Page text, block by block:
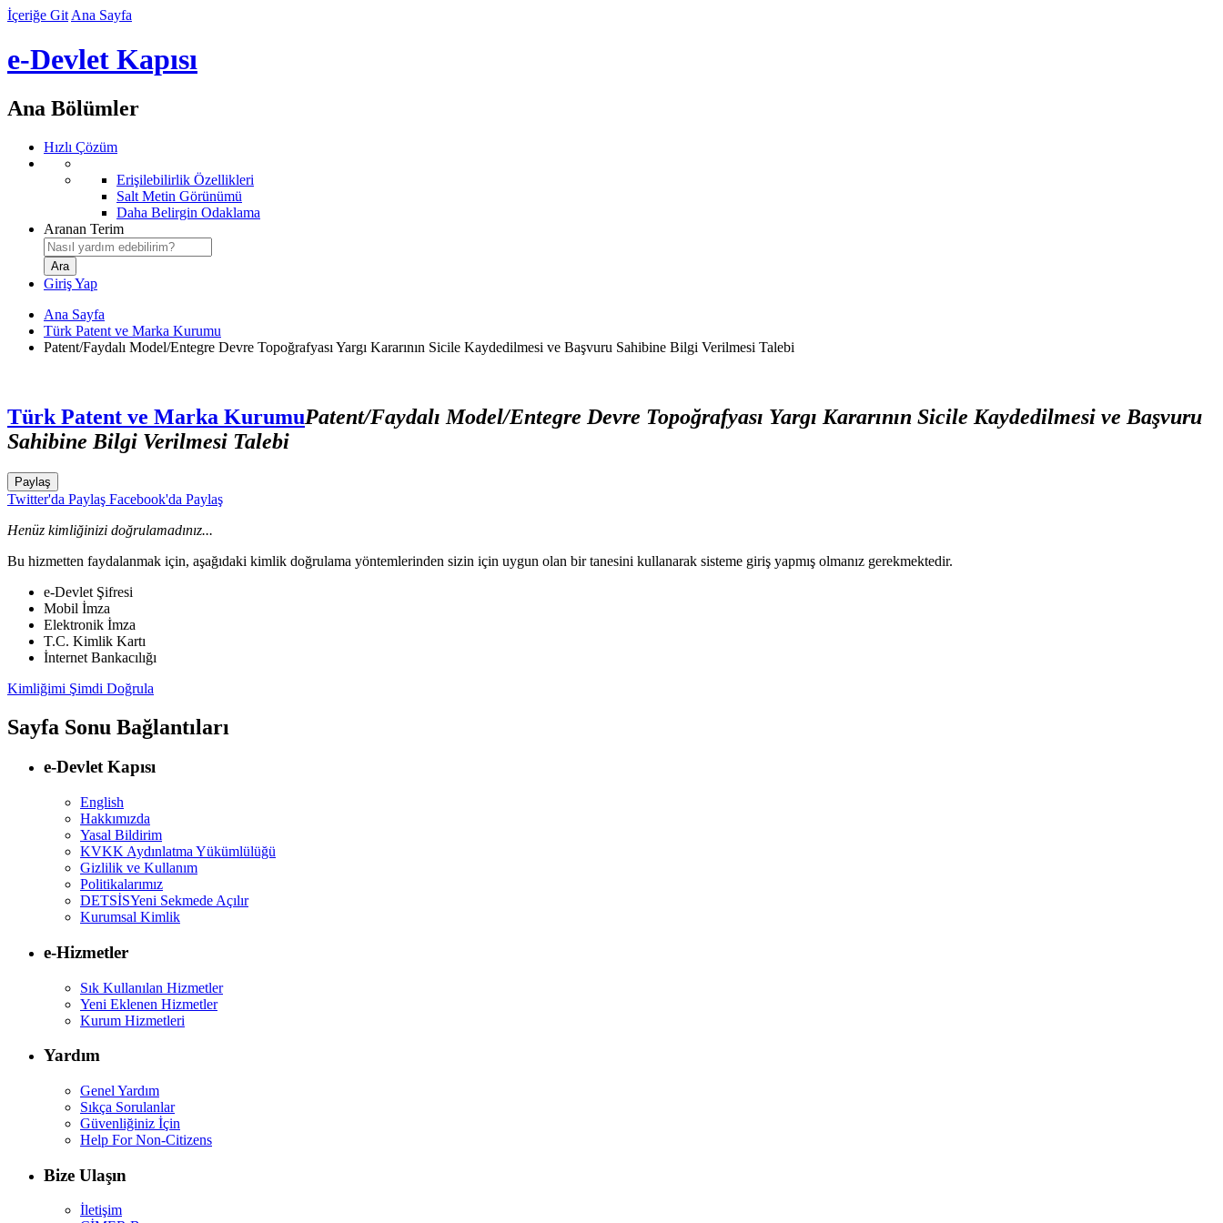
İçeriğe Git Ana Sayfa
e-Devlet Kapısı
Ana Bölümler
Hızlı Çözüm
Erişilebilirlik Özellikleri
Salt Metin Görünümü
Daha Belirgin Odaklama
Aranan Terim
Giriş Yap
Ana Sayfa
Türk Patent ve Marka Kurumu
Patent/Faydalı Model/Entegre Devre Topoğrafyası Yargı Kararının Sicile Kaydedilmesi ve Başvuru Sahibine Bilgi Verilmesi Talebi
Türk Patent ve Marka KurumuPatent/Faydalı Model/Entegre Devre Topoğrafyası Yargı Kararının Sicile Kaydedilmesi ve Başvuru
Sahibine Bilgi Verilmesi Talebi
Paylaş
Twitter'da Paylaş Facebook'da Paylaş
Henüz kimliğinizi doğrulamadınız...
Bu hizmetten faydalanmak için, aşağıdaki kimlik doğrulama yöntemlerinden sizin için uygun olan bir tanesini kullanarak sisteme giriş yapmış olmanız gerekmektedir.
e-Devlet Şifresi
Mobil İmza
Elektronik İmza
T.C. Kimlik Kartı
İnternet Bankacılığı
Kimliğimi Şimdi Doğrula
Sayfa Sonu Bağlantıları
e-Devlet Kapısı
English
Hakkımızda
Yasal Bildirim
KVKK Aydınlatma Yükümlülüğü
Gizlilik ve Kullanım
Politikalarımız
DETSİSYeni Sekmede Açılır
Kurumsal Kimlik
e-Hizmetler
Sık Kullanılan Hizmetler
Yeni Eklenen Hizmetler
Kurum Hizmetleri
Yardım
Genel Yardım
Sıkça Sorulanlar
Güvenliğiniz İçin
Help For Non-Citizens
Bize Ulaşın
İletişim